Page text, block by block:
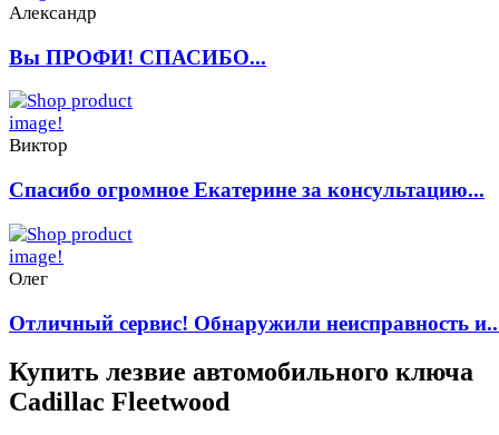
Александр
Вы ПРОФИ! СПАСИБО...
Виктор
Спасибо огромное Екатерине за консультацию...
Олег
Отличный сервис! Обнаружили неисправность
Купить лезвие автомобильного ключа
Cadillac Fleetwood